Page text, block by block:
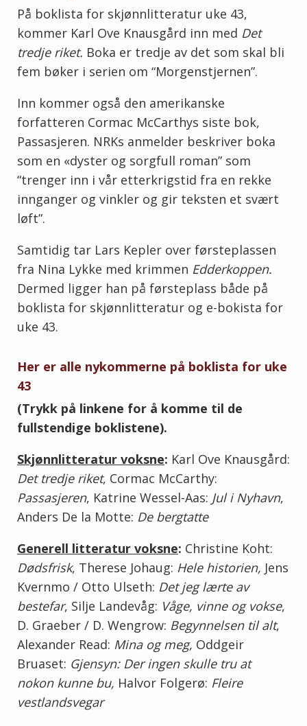
På boklista for skjønnlitteratur uke 43,
kommer Karl Ove Knausgård inn med Det
tredje riket. Boka er tredje av det som skal bli
fem bøker i serien om “Morgenstjernen”.
Inn kommer også den amerikanske
forfatteren Cormac McCarthys siste bok,
Passasjeren. NRKs anmelder beskriver boka
som en «dyster og sorgfull roman” som
“trenger inn i vår etter­krigs­tid fra en rekke
innganger og vinkler og gir teksten et svært
løft”.
Samtidig tar Lars Kepler over førsteplassen
fra Nina Lykke med krimmen Edderkoppen.
Dermed ligger han på førsteplass både på
boklista for skjønnlitteratur og e-bokista for
uke 43.
Her er alle nykommerne på boklista for uke
43
(Trykk på linkene for å komme til de
fullstendige boklistene).
Skjønnlitteratur voksne: Karl Ove Knausgård:
Det tredje riket, Cormac McCarthy:
Passasjeren, Katrine Wessel-Aas: Jul i Nyhavn,
Anders De la Motte: De bergtatte
Generell litteratur voksne: Christine Koht:
Dødsfrisk, Therese Johaug: Hele historien, Jens
Kvernmo / Otto Ulseth: Det jeg lærte av
bestefar, Silje Landevåg: Våge, vinne og vokse,
D. Graeber / D. Wengrow: Begynnelsen til alt,
Alexander Read: Mina og meg, Oddgeir
Bruaset: Gjensyn: Der ingen skulle tru at
nokon kunne bu, Halvor Folgerø: Fleire
vestlandsvegar